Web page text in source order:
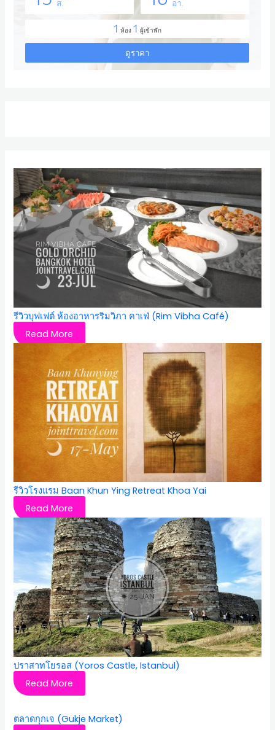
รีวิวบุฟเฟต์ ห้องอาหารริมวิภา คาเฟ่ (Rim Vibha Café)
Read More
รีวิวโรงแรม Baan Khun Ying Retreat Khoa Yai
Read More
ปราสาทโยรอส (Yoros Castle, Istanbul)
Read More
ตลาดกุกเจ (Gukje Market)